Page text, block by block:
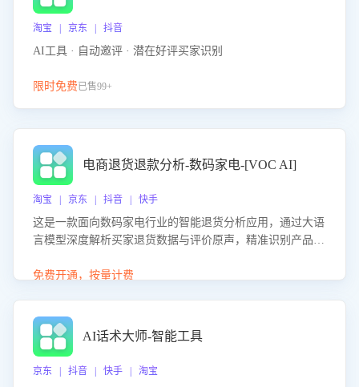
淘宝 | 京东 | 抖音
AI工具 · 自动邀评 · 潜在好评买家识别
限时免费已售99+
电商退货退款分析-数码家电-[VOC AI]
淘宝 | 京东 | 抖音 | 快手
这是一款面向数码家电行业的智能退货分析应用，通过大语
言模型深度解析买家退货数据与评价原声，精准识别产品质
改进建议，通过挖掘用户痛点驱动产品迭代，从根本上降低
免费开通，按量计费
AI话术大师-智能工具
京东 | 抖音 | 快手 | 淘宝